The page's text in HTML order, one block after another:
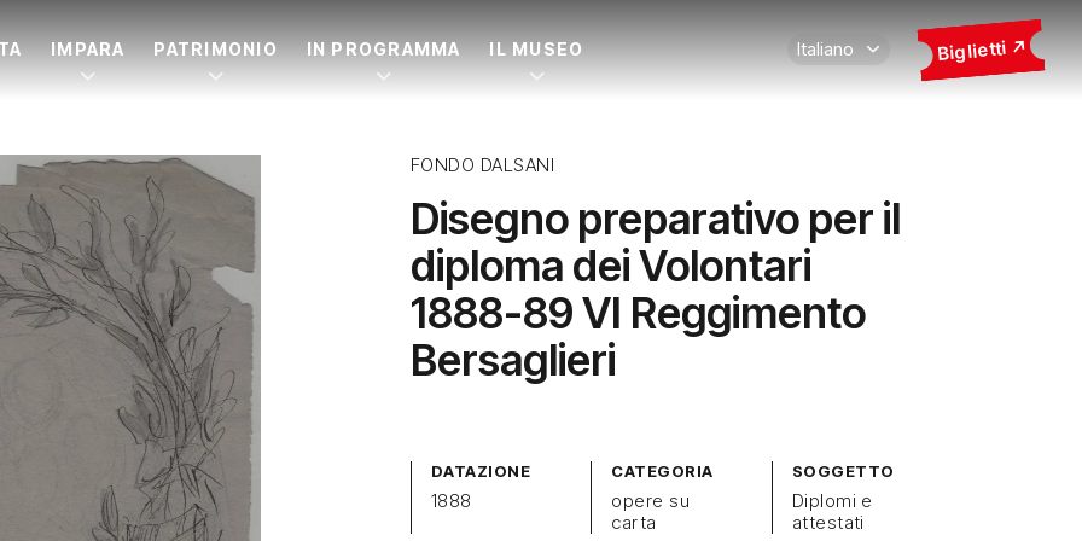
IMPARA PATRIMONIO IN PROGRAMMA IL MUSEO Biglietti
FONDO DALSANI
Disegno preparativo per il
diploma dei Volontari
1888-89 VI Reggimento
Bersaglieri
DATAZIONE
1888
CATEGORIA
opere su
carta
SOGGETTO
Diplomi e
attestati